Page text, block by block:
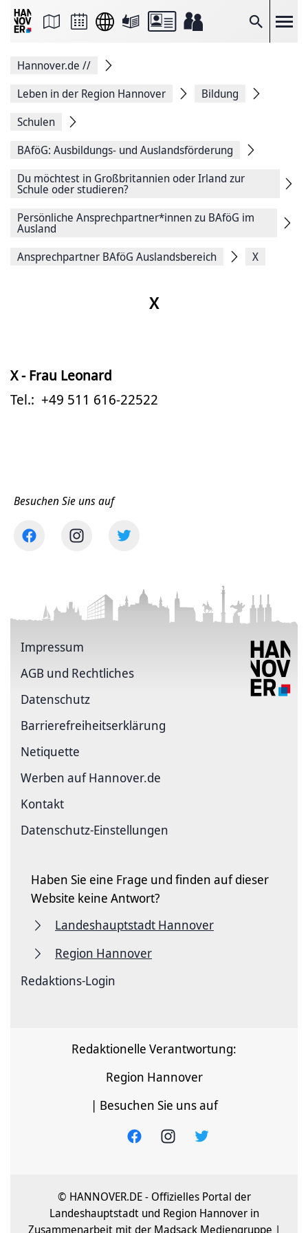
Suche
Seite
Facebook
teilen
Seitenlink
Seite
Hannover.de //
Leben in der Region Hannover
Bildung
Schulen
BAföG: Ausbildungs- und Auslandsförderung
Du möchtest in Großbritannien oder Irland zur
Schule oder studieren?
Persönliche Ansprechpartner*innen zu BAföG im
Ausland
Ansprechpartner BAföG Auslandsbereich
X
X
X - Frau Leonard
Tel.: +49 511 616-22522
Besuchen Sie uns auf
Impressum
AGB und Rechtliches
Datenschutz
Barriere­freiheits­erklärung
Netiquette
Werben auf Hannover.de
Kontakt
Datenschutz-Einstellungen
Haben Sie eine Frage und finden auf dieser
Website keine Antwort?
Landeshauptstadt Hannover
Region Hannover
Redaktions-Login
Redaktionelle Verantwortung:
Region Hannover
| Besuchen Sie uns auf
© HANNOVER.DE - Offizielles Portal der
Landeshauptstadt und Region Hannover in
Zusammenarbeit mit der Madsack Mediengruppe |